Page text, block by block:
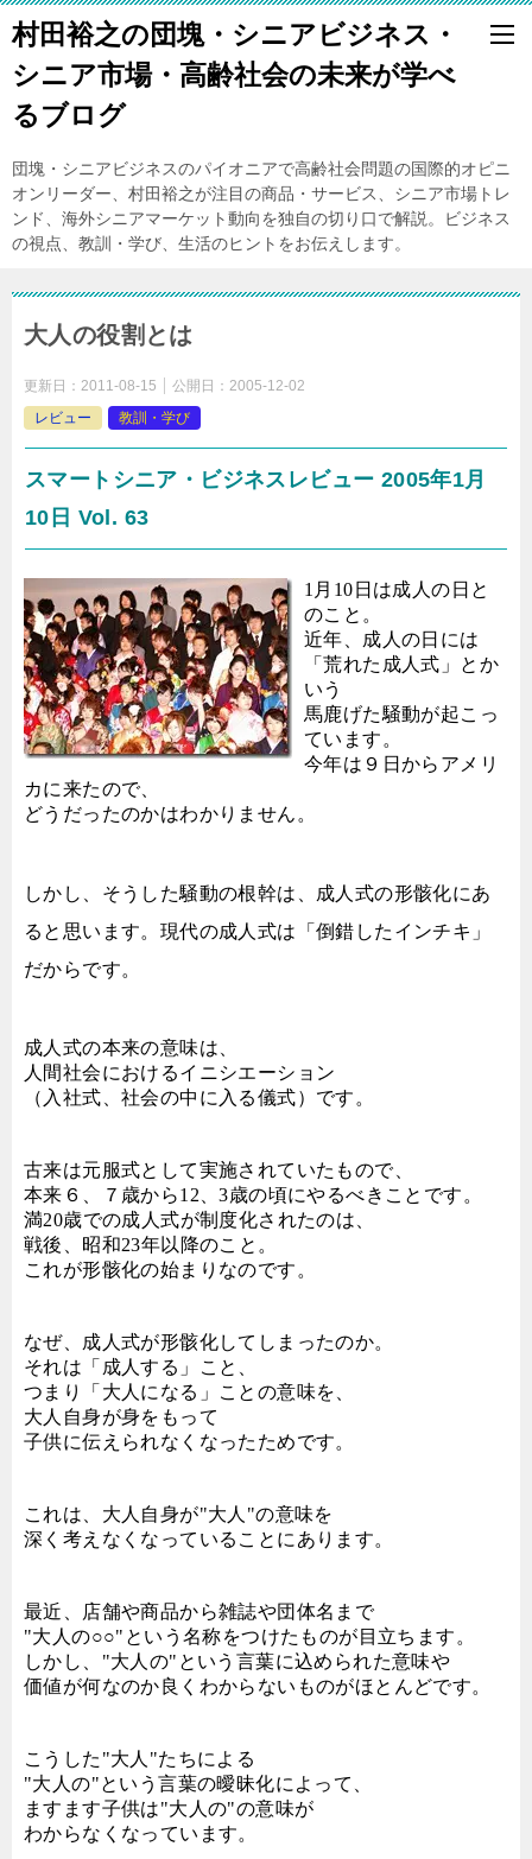
村田裕之の団塊・シニアビジネス・
シニア市場・高齢社会の未来が学べ
るブログ
団塊・シニアビジネスのパイオニアで高齢社会問題の国際的オピニ
オンリーダー、村田裕之が注目の商品・サービス、シニア市場トレ
ンド、海外シニアマーケット動向を独自の切り口で解説。ビジネス
の視点、教訓・学び、生活のヒントをお伝えします。
大人の役割とは
更新日： 2011-08-15 公開日： 2005-12-02
レビュー
教訓・学び
スマートシニア・ビジネスレビュー 2005年1月
10日 Vol. 63
1月10日は成人の日と
のこと。
近年、成人の日には
「荒れた成人式」とか
いう
馬鹿げた騒動が起こっ
ています。
今年は９日からアメリ
カに来たので、
どうだったのかはわかりません。
しかし、そうした騒動の根幹は、成人式の形骸化にあ
ると思います。現代の成人式は「倒錯したインチキ」
だからです。
成人式の本来の意味は、
人間社会におけるイニシエーション
（入社式、社会の中に入る儀式）です。
古来は元服式として実施されていたもので、
本来６、７歳から12、3歳の頃にやるべきことです。
満20歳での成人式が制度化されたのは、
戦後、昭和23年以降のこと。
これが形骸化の始まりなのです。
なぜ、成人式が形骸化してしまったのか。
それは「成人する」こと、
つまり「大人になる」ことの意味を、
大人自身が身をもって
子供に伝えられなくなったためです。
これは、大人自身が"大人"の意味を
深く考えなくなっていることにあります。
最近、店舗や商品から雑誌や団体名まで
"大人の○○"という名称をつけたものが目立ちます。
しかし、"大人の"という言葉に込められた意味や
価値が何なのか良くわからないものがほとんどです。
こうした"大人"たちによる
"大人の"という言葉の曖昧化によって、
ますます子供は"大人の"の意味が
わからなくなっています。